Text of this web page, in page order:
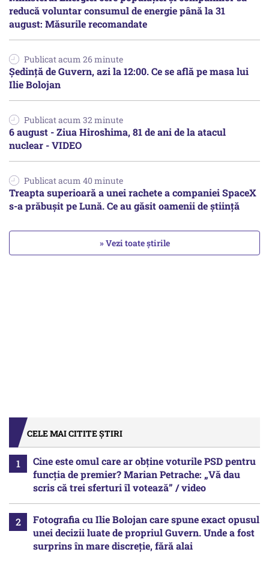
reducă voluntar consumul de energie până la 31
august: Măsurile recomandate
Publicat acum 26 minute
Ședință de Guvern, azi la 12:00. Ce se află pe masa lui
Ilie Bolojan
Publicat acum 32 minute
6 august - Ziua Hiroshima, 81 de ani de la atacul
nuclear - VIDEO
Publicat acum 40 minute
Treapta superioară a unei rachete a companiei SpaceX
s-a prăbușit pe Lună. Ce au găsit oamenii de știință
» Vezi toate știrile
CELE MAI CITITE ȘTIRI
Cine este omul care ar obține voturile PSD pentru
funcția de premier? Marian Petrache: „Vă dau
scris că trei sferturi îl votează” / video
Fotografia cu Ilie Bolojan care spune exact opusul
unei decizii luate de propriul Guvern. Unde a fost
surprins în mare discreție, fără alai